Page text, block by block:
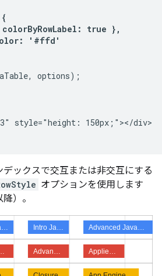
true },
'#ffd'
options);
style="height: 150px;"></div>
ックスで交互または非交互にする
オプションを使用します
）。